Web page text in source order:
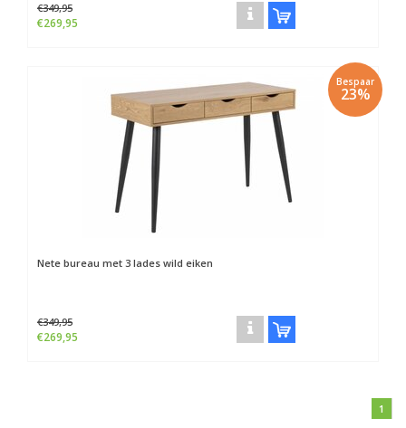
€349,95
€269,95
Bespaar
23%
Nete bureau met 3 lades wild eiken
€349,95
€269,95
1